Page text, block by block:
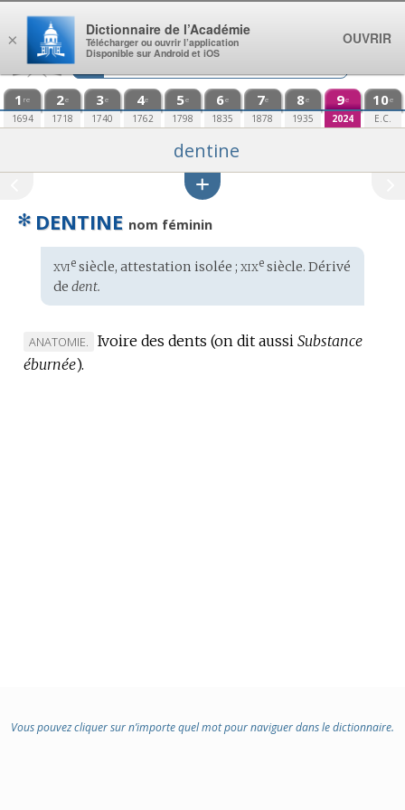
Aller au contenu
1 re
1694
2e
1718
3e
1740
4e
1762
5e
1798
6e
1835
7e
1878
8e
1935
9e
2024
10e
E.C.
dentine
✻ DENTINE nom féminin
Étymologie
:
xviesiècle, attestation isolée ; xixesiècle. Dérivé
de dent.
MARQUE
DE
ANATOMIE. Ivoire des dents (on dit aussi Substance
éburnée).
Vous pouvez cliquer sur n’importe quel mot pour naviguer dans le dictionnaire.
×
Dictionnaire de l’Académie
Télécharger ou ouvrir l’application
Disponible sur Android et iOS
OUVRIR